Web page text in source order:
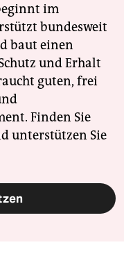
im
bundesweit
baut einen
und Erhalt
guten, frei
Finden Sie
unterstützen Sie